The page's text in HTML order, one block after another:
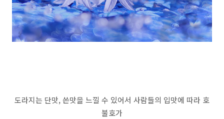
도라지는 단맛, 쓴맛을 느낄 수 있어서 사람들의 입맛에 따라 호
불호가